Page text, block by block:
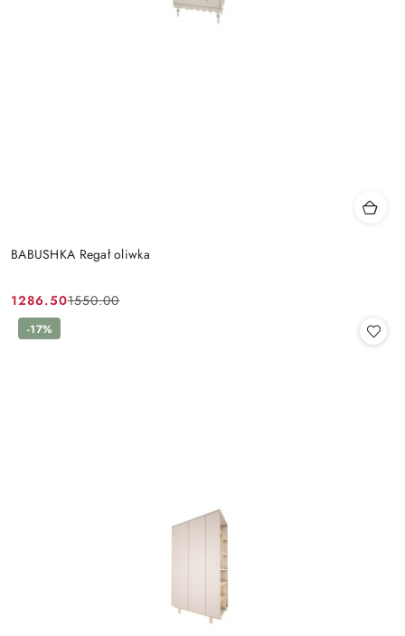
BABUSHKA Regał oliwka
Cena
promocyjna:
1286.50
Cena
przed
1550.00
-17%